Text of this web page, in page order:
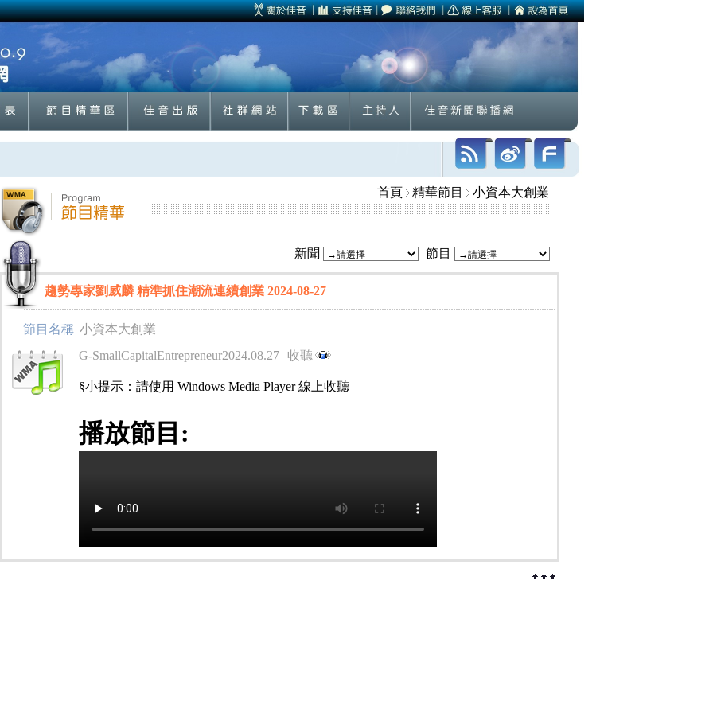
首頁 精華節目 小資本大創業
新聞 節目
趨勢專家劉威麟 精準抓住潮流連續創業 2024-08-27
節目名稱 小資本大創業
G-SmallCapitalEntrepreneur2024.08.27
收聽
§小提示：請使用 Windows Media Player 線上收聽
播放節目: